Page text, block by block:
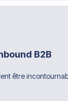
B2B
être